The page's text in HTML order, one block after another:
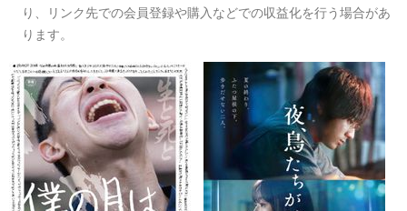
り、リンク先での会員登録や購入などでの収益化を行う場合があ
ります。